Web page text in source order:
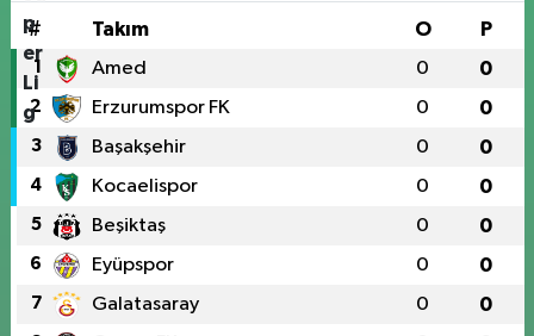
# Takım O P
1 Amed 0 0
2 Erzurumspor FK 0 0
3 Başakşehir 0 0
4 Kocaelispor 0 0
5 Beşiktaş 0 0
6 Eyüpspor 0 0
7 Galatasaray 0 0